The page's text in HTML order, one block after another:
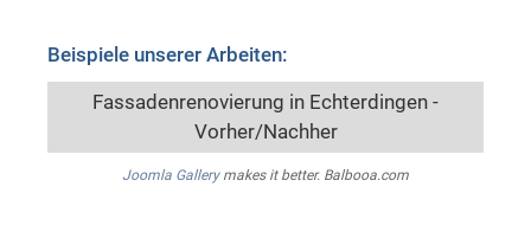
Beispiele unserer Arbeiten:
Fassadenrenovierung in Echterdingen -
Vorher/Nachher
Joomla Gallerymakes it better. Balbooa.com